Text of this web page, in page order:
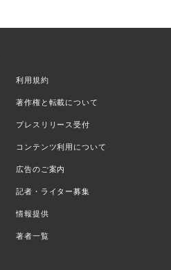
利用規約
著作権と転載について
プレスリリース受付
コンテンツ利用について
広告のご案内
記者・ライター募集
情報提供
著者一覧